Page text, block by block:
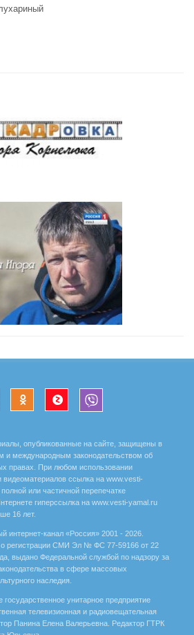
опубликованные на сайте, защищены в
и международным законодательством об
правах. При любом использовании
ссылка на www.vesti-
или частичной перепечатке
гиперссылка на www.vesti-yamal.ru
16 лет.
интернет-канал «Россия» 2001 - 2026.
о регистрации СМИ Эл № ФС 77-59166 от 22
выдано Федеральной службой по надзору за
в сфере массовых
наследия.
унитарное предприятие
телевизионная и радиовещательная
Панина Елена Валерьевна. Редактор ГТРК